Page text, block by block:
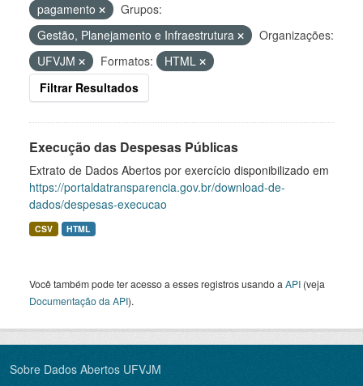
pagamento
Grupos:
Gestão, Planejamento e Infraestrutura
Organizações:
UFVJM
Formatos:
HTML
Filtrar Resultados
Execução das Despesas Públicas
Extrato de Dados Abertos por exercício disponibilizado em
https://portaldatransparencia.gov.br/download-de-
dados/despesas-execucao
CSV HTML
Você também pode ter acesso a esses registros usando a API (veja
Documentação da API).
Sobre Dados Abertos UFVJM